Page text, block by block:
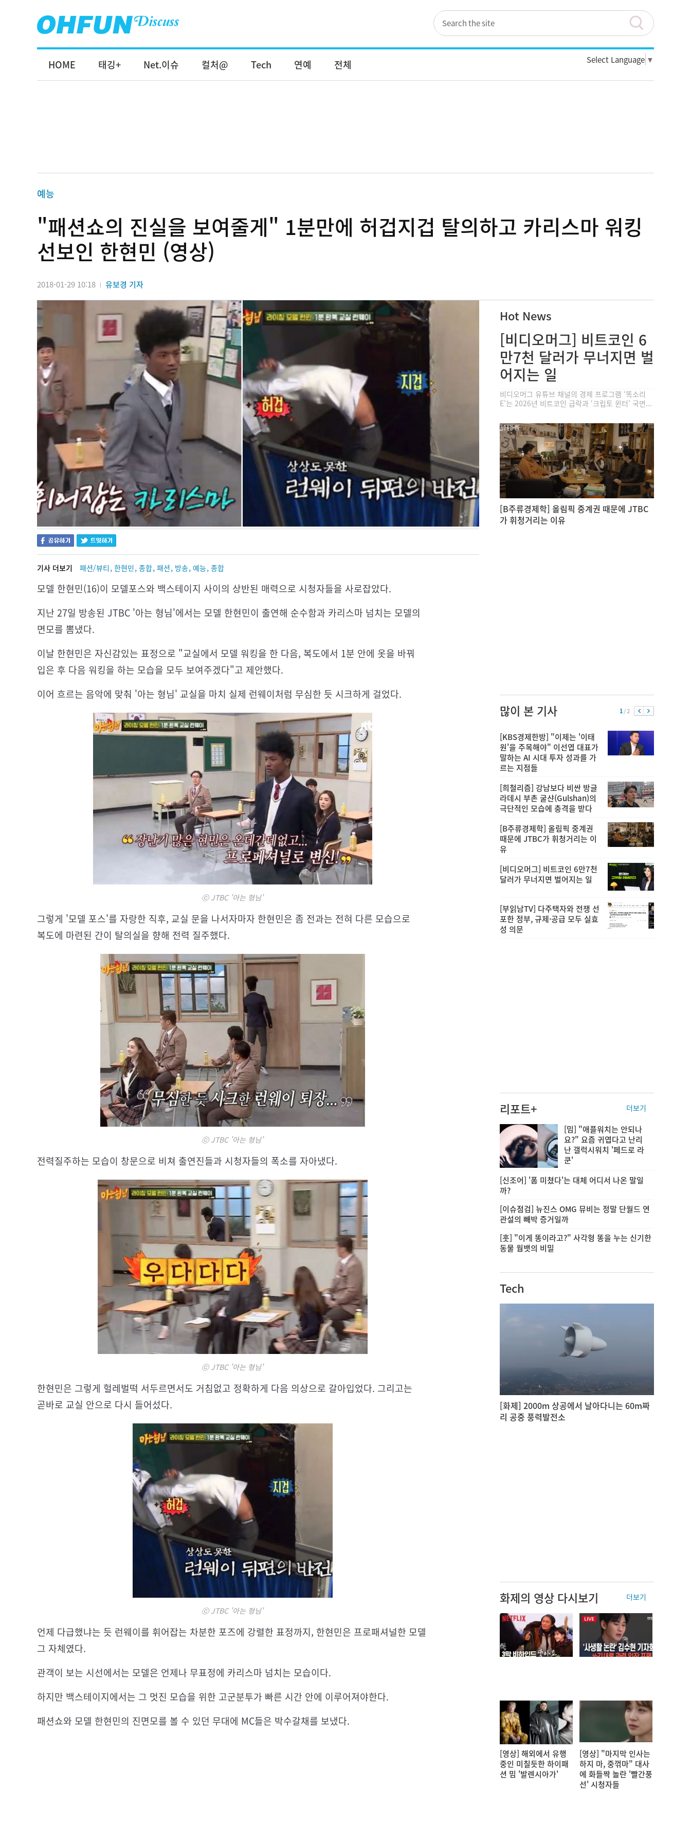
HOME 태깅+ Net.이슈 컬처@ Tech 연예 전체 Select Language ▼
예능
"패션쇼의 진실을 보여줄게" 1분만에 허겁지겁 탈의하고 카리스마 워킹
선보인 한현민 (영상)
2018-01-29 10:18 | 유보경 기자
기사 더보기 패션/뷰티, 한현민, 종합, 패션, 방송, 예능, 종합
모델 한현민(16)이 모델포스와 백스테이지 사이의 상반된 매력으로 시청자들을 사로잡았다.
지난 27일 방송된 JTBC '아는 형님'에서는 모델 한현민이 출연해 순수함과 카리스마 넘치는 모델의
면모를 뽐냈다.
이날 한현민은 자신감있는 표정으로 "교실에서 모델 워킹을 한 다음, 복도에서 1분 안에 옷을 바꿔
입은 후 다음 워킹을 하는 모습을 모두 보여주겠다"고 제안했다.
이어 흐르는 음악에 맞춰 '아는 형님' 교실을 마치 실제 런웨이처럼 무심한 듯 시크하게 걸었다.
ⓒ JTBC '아는 형님'
그렇게 '모델 포스'를 자랑한 직후, 교실 문을 나서자마자 한현민은 좀 전과는 전혀 다른 모습으로
복도에 마련된 간이 탈의실을 향해 전력 질주했다.
ⓒ JTBC '아는 형님'
전력질주하는 모습이 창문으로 비쳐 출연진들과 시청자들의 폭소를 자아냈다.
ⓒ JTBC '아는 형님'
한현민은 그렇게 헐레벌떡 서두르면서도 거침없고 정확하게 다음 의상으로 갈아입었다. 그리고는
곧바로 교실 안으로 다시 들어섰다.
ⓒ JTBC '아는 형님'
언제 다급했냐는 듯 런웨이를 휘어잡는 차분한 포즈에 강렬한 표정까지, 한현민은 프로패셔널한 모델
그 자체였다.
관객이 보는 시선에서는 모델은 언제나 무표정에 카리스마 넘치는 모습이다.
하지만 백스테이지에서는 그 멋진 모습을 위한 고군분투가 빠른 시간 안에 이루어져야한다.
패션쇼와 모델 한현민의 진면모를 볼 수 있던 무대에 MC들은 박수갈채를 보냈다.
Hot News
[비디오머그] 비트코인 6
만7천 달러가 무너지면 벌
어지는 일
비디오머그 유튜브 채널의 경제 프로그램 ‘똑소리
E’는 2026년 비트코인 급락과 ‘크립토 윈터’ 국면...
[B주류경제학] 올림픽 중계권 때문에 JTBC
가 휘청거리는 이유
많이 본 기사 1/ 2
[KBS경제한방] "이제는 '이태
원'을 주목해야" 이선엽 대표가
말하는 AI 시대 투자 성과를 가
르는 지점들
[희철리즘] 강남보다 비싼 방글
라데시 부촌 굴샨(Gulshan)의
극단적인 모습에 충격을 받다
[B주류경제학] 올림픽 중계권
때문에 JTBC가 휘청거리는 이
유
[비디오머그] 비트코인 6만7천
달러가 무너지면 벌어지는 일
[부읽남TV] 다주택자와 전쟁 선
포한 정부, 규제·공급 모두 실효
성 의문
리포트+ 더보기
[밈] "애플워치는 안되나
요?" 요즘 귀엽다고 난리
난 갤럭시워치 '페드로 라
쿤'
[신조어] '폼 미쳤다'는 대체 어디서 나온 말일
까?
[이슈점검] 뉴진스 OMG 뮤비는 정말 단월드 연
관설의 빼박 증거일까
[훗] "이게 똥이라고?" 사각형 똥을 누는 신기한
동물 웜뱃의 비밀
Tech
[화제] 2000m 상공에서 날아다니는 60m짜
리 공중 풍력발전소
화제의 영상 다시보기 더보기
[영상] 해외에서 유행
중인 미칠듯한 하이패
션 밈 '발렌시아가'
[영상] "마지막 인사는
하지 마, 중꺾마" 대사
에 화들짝 놀란 '빨간풍
선' 시청자들